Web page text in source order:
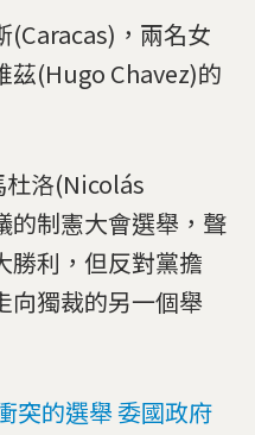
(Caracas)，兩名女
茲(Hugo Chavez)的
杜洛(Nicolás
的制憲大會選舉，聲
勝利，但反對黨擔
向獨裁的另一個舉
突的選舉 委國政府